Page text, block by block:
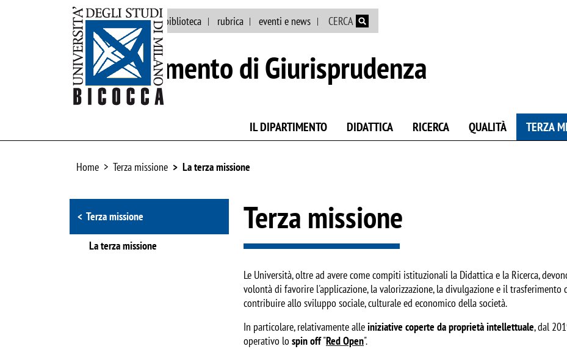
ateneo persone biblioteca rubrica eventi e news CERCA
Dipartimento di Giurisprudenza
IL DIPARTIMENTO DIDATTICA RICERCA QUALITÀ TERZA
Home Terza missione La terza missione
Browse the section
Terza missione
La terza missione
Terza missione
Le Università, oltre ad avere come compiti istituzionali la Didattica e la Ricerca,
volontà di favorire l'applicazione, la valorizzazione, la divulgazione e il trasferimento
contribuire allo sviluppo sociale, culturale ed economico della società.
In particolare, relativamente alleiniziative coperte da proprietà intellettuale, dal
operativo lospin off"Red Open".